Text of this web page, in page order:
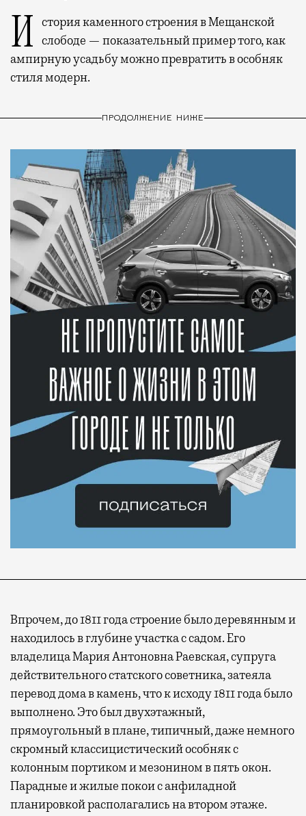
История каменного строения в Мещанской слободе — показательный пример того, как
ампирную усадьбу можно превратить в особняк
стиля модерн.
ПРОДОЛЖЕНИЕ НИЖЕ
Впрочем, до 1811 года строение было деревянным и
находилось в глубине участка с садом. Его
владелица Мария Антоновна Раевская, супруга
действительного статского советника, затеяла
перевод дома в камень, что к исходу 1811 года было
выполнено. Это был двухэтажный,
прямоугольный в плане, типичный, даже немного
скромный классицистический особняк с
колонным портиком и мезонином в пять окон.
Парадные и жилые покои с анфиладной
планировкой располагались на втором этаже.